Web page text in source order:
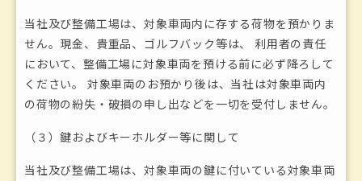
当社及び整備工場は、対象車両内に存する荷物を預かりま
せん。現金、貴重品、ゴルフバック等は、 利用者の責任
において、整備工場に対象車両を預ける前に必ず降ろして
ください。 対象車両のお預かり後は、当社は対象車両内
の荷物の紛失・破損の申し出などを一切を受付しません。
（３）鍵およびキーホルダー等に関して
当社及び整備工場は、対象車両の鍵に付いている対象車両